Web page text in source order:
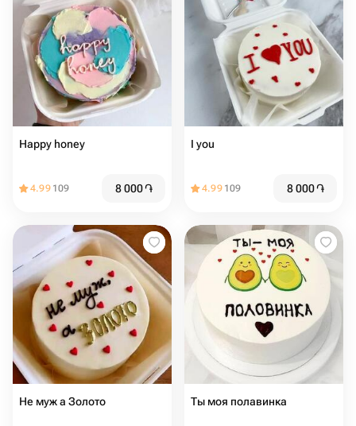
Happy honey
4.99 109 8 000֏
I you
4.99 109 8 000֏
Не муж а Золото Ты моя полавинка